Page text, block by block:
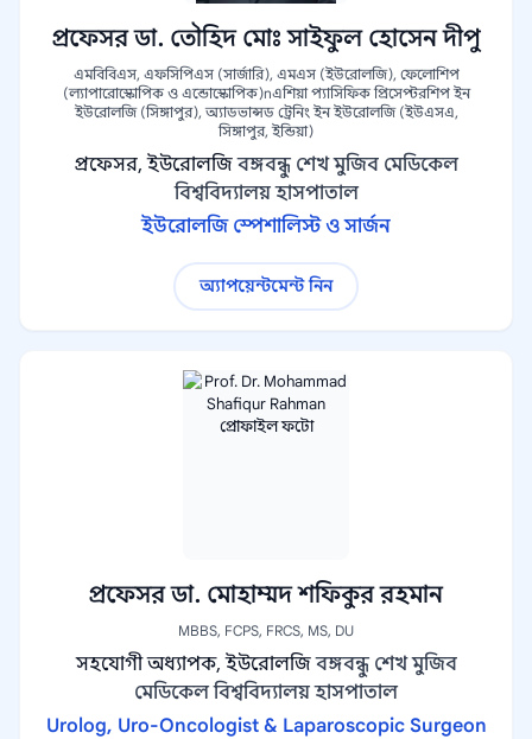
প্রফেসর ডা. তৌহিদ মোঃ সাইফুল হোসেন দীপু
এমবিবিএস, এফসিপিএস (সার্জারি), এমএস (ইউরোলজি), ফেলোশিপ
(ল্যাপারোস্কোপিক ও এন্ডোস্কোপিক)nএশিয়া প্যাসিফিক প্রিসেপ্টরশিপ ইন
ইউরোলজি (সিঙ্গাপুর), অ্যাডভান্সড ট্রেনিং ইন ইউরোলজি (ইউএসএ,
সিঙ্গাপুর, ইন্ডিয়া)
প্রফেসর, ইউরোলজি বঙ্গবন্ধু শেখ মুজিব মেডিকেল
বিশ্ববিদ্যালয় হাসপাতাল
ইউরোলজি স্পেশালিস্ট ও সার্জন
অ্যাপয়েন্টমেন্ট নিন
প্রফেসর ডা. মোহাম্মদ শফিকুর রহমান
MBBS, FCPS, FRCS, MS, DU
সহযোগী অধ্যাপক, ইউরোলজি বঙ্গবন্ধু শেখ মুজিব
মেডিকেল বিশ্ববিদ্যালয় হাসপাতাল
Urolog, Uro-Oncologist & Laparoscopic Surgeon